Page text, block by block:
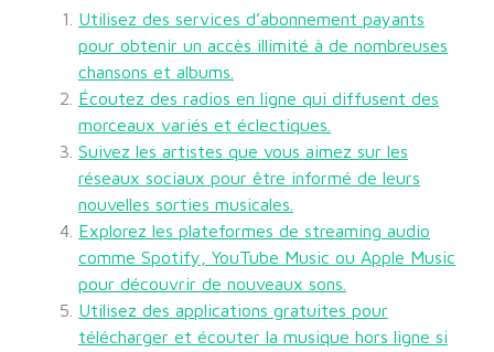
Utilisez des services d’abonnement payants
pour obtenir un accès illimité à de nombreuses
chansons et albums.
Écoutez des radios en ligne qui diffusent des
morceaux variés et éclectiques.
Suivez les artistes que vous aimez sur les
réseaux sociaux pour être informé de leurs
nouvelles sorties musicales.
Explorez les plateformes de streaming audio
comme Spotify, YouTube Music ou Apple Music
pour découvrir de nouveaux sons.
Utilisez des applications gratuites pour
télécharger et écouter la musique hors ligne si